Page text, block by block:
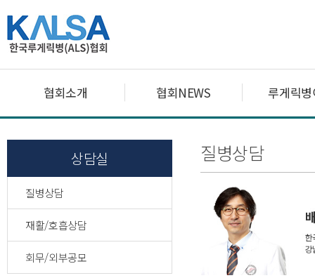
협회소개 협회NEWS 루게릭
상담실
질병상담
재활/호흡상담
회무/외부공모
질병상담